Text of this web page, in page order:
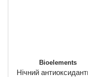
Bioelements
Нічний